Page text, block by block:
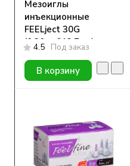
Мезоиглы
инъекционные
FEELject 30G
(0.30мм*12.7мм)
ультра тонкие, 100
шт.
4.5 Под заказ
В корзину